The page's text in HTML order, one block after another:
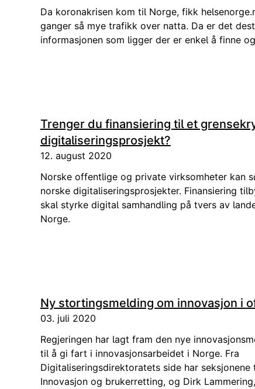
Da koronakrisen kom til Norge, fikk
ganger så mye trafikk over natta. Da er det
informasjonen som ligger der er enkel å finne
Trenger du finansiering til et
digitaliseringsprosjekt?
12. august 2020
Norske offentlige og private virksomheter kan
norske digitaliseringsprosjekter. Finansiering
skal styrke digital samhandling på tvers av
Norge.
Ny stortingsmelding om innovasjon i
03. juli 2020
Regjeringen har lagt fram den nye
til å gi fart i innovasjonsarbeidet i Norge. Fra
Digitaliseringsdirektoratets side har
Innovasjon og brukerretting, og Dirk